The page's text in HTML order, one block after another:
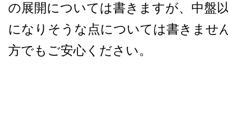
の展開については書きますが、中盤
になりそうな点については書きませ
方でもご安心ください。